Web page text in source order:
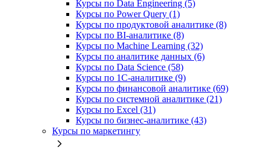
Курсы по Data Engineering (5)
Курсы по Power Query (1)
Курсы по продуктовой аналитике (8)
Курсы по BI‑аналитике (8)
Курсы по Machine Learning (32)
Курсы по аналитике данных (6)
Курсы по Data Science (58)
Курсы по 1С‑аналитике (9)
Курсы по финансовой аналитике (69)
Курсы по системной аналитике (21)
Курсы по Excel (31)
Курсы по бизнес‑аналитике (43)
Курсы по маркетингу